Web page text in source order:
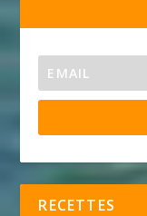
RECETTES